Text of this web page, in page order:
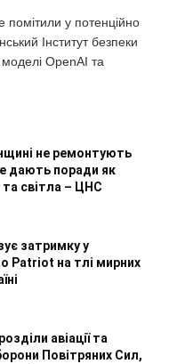
у потенційно
Інститут безпеки
OpenAI та
не ремонтують
дають поради як
світла – ЦНС
затримку у
Patriot на тлі мирних
авіації та
Повітряних Сил,